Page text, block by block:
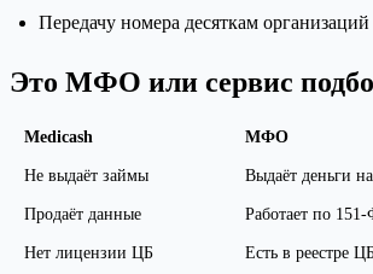
Передачу номера десяткам организаций
Это МФО или сервис
Medicash МФО
Не выдаёт займы Выдаёт деньги
Продаёт данные Работает по
Нет лицензии ЦБ Есть в реестре